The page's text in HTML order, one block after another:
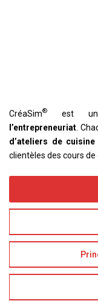
CréaSim® est
l’entrepreneuriat .
d’ateliers de cuisine
clientèles des cours de